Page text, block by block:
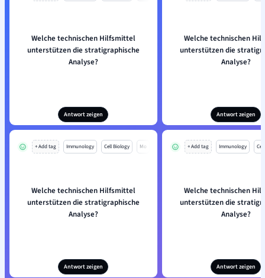
Welche technischen Hilfsmittel
unterstützen die stratigraphische
Analyse?
Antwort zeigen
Welche technischen
unterstützen die
Analyse?
Antwort zeigen
+ Add tag Immunology Cell Biology Mo
Welche technischen Hilfsmittel
unterstützen die stratigraphische
Analyse?
Antwort zeigen
+ Add tag Immunology
Welche technischen
unterstützen die
Analyse?
Antwort zeigen